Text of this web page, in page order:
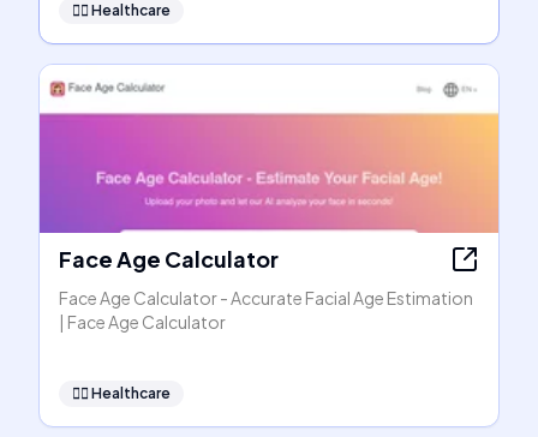
👩‍⚕️ Healthcare
Face Age Calculator
Face Age Calculator - Accurate Facial Age Estimation
| Face Age Calculator
👩‍⚕️ Healthcare